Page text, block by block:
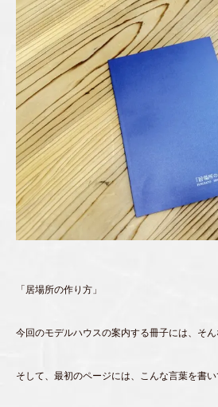
「居場所の作り方」
今回のモデルハウスの案内する冊子には、そん
そして、最初のページには、こんな言葉を書い